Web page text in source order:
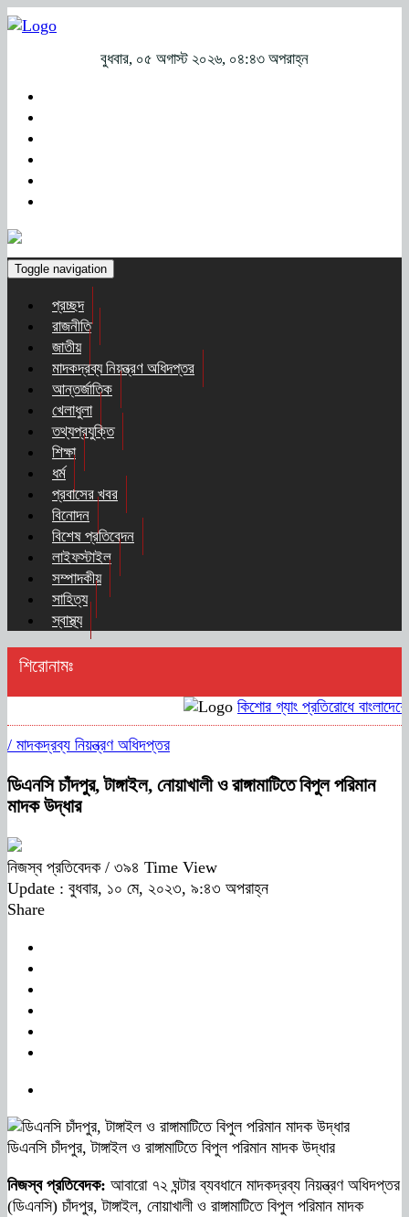
বুধবার, ০৫ অগাস্ট ২০২৬, ০৪:৪৩ অপরাহ্ন
Toggle navigation
প্রচ্ছদ
রাজনীতি
জাতীয়
মাদকদ্রব্য নিয়ন্ত্রণ অধিদপ্তর
আন্তর্জাতিক
খেলাধুলা
তথ্যপ্রযুক্তি
শিক্ষা
ধর্ম
প্রবাসের খবর
বিনোদন
বিশেষ প্রতিবেদন
লাইফস্টাইল
সম্পাদকীয়
সাহিত্য
স্বাস্থ্য
শিরোনামঃ
কিশোর গ্যাং প্রতিরোধে
/ মাদকদ্রব্য নিয়ন্ত্রণ অধিদপ্তর
ডিএনসি চাঁদপুর, টাঙ্গাইল, নোয়াখালী ও রাঙ্গামাটিতে বিপুল পরিমান
মাদক উদ্ধার
নিজস্ব প্রতিবেদক / ৩৯৪ Time View
Update : বুধবার, ১০ মে, ২০২৩, ৯:৪৩ অপরাহ্ন
Share
ডিএনসি চাঁদপুর, টাঙ্গাইল ও রাঙ্গামাটিতে বিপুল পরিমান মাদক উদ্ধার
নিজস্ব প্রতিবেদক: আবারো ৭২ ঘন্টার ব্যবধানে মাদকদ্রব্য নিয়ন্ত্রণ অধিদপ্তর
(ডিএনসি) চাঁদপুর, টাঙ্গাইল, নোয়াখালী ও রাঙ্গামাটিতে বিপুল পরিমান মাদক